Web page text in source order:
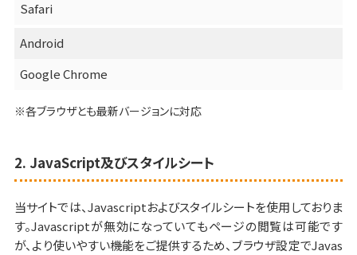
Safari
Android
Google Chrome
※各ブラウザとも最新バージョンに対応
2. JavaScript及びスタイルシート
当サイトでは、Javascriptおよびスタイルシートを使用しておりま
す。Javascriptが無効になっていてもページの閲覧は可能です
が、より使いやすい機能をご提供するため、ブラウザ設定でJavas